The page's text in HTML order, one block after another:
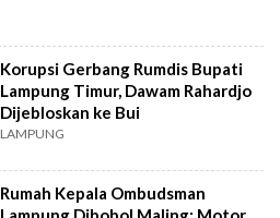
Korupsi Gerbang Rumdis Bupati
Lampung Timur, Dawam Rahardjo
Dijebloskan ke Bui
LAMPUNG
Rumah Kepala Ombudsman